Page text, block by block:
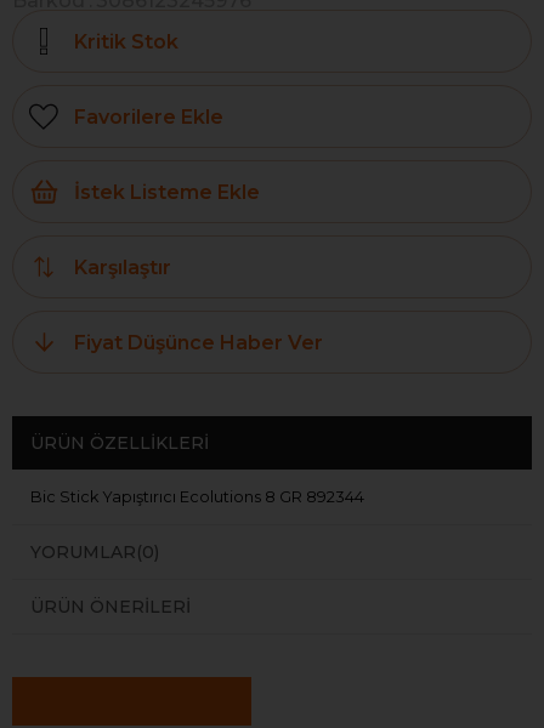
Kritik Stok
Favorilere Ekle
İstek Listeme Ekle
Karşılaştır
Fiyat Düşünce Haber Ver
ÜRÜN ÖZELLIKLERI
Bic Stick Yapıştırıcı Ecolutions 8 GR 892344
YORUMLAR(0)
ÜRÜN ÖNERILERI